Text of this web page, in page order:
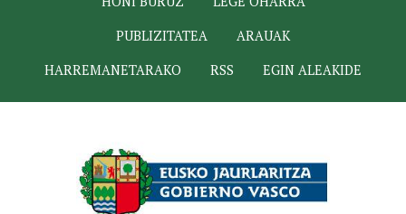
PUBLIZITATEA
ARAUAK
HARREMANETARAKO
RSS EGIN ALEAKIDE